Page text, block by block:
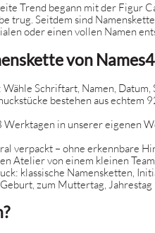
Trend begann mit der Figur
Seitdem sind
oder einen vollen Namen
von
Schriftart, Namen,
bestehen aus
in unserer eigenen
verpackt – ohne erkennbare
Atelier von einem kleinen
klassische Namensketten,
zum Muttertag,